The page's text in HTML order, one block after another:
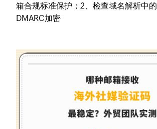
箱合规标准保护；2、检查域名解析中
DMARC加密